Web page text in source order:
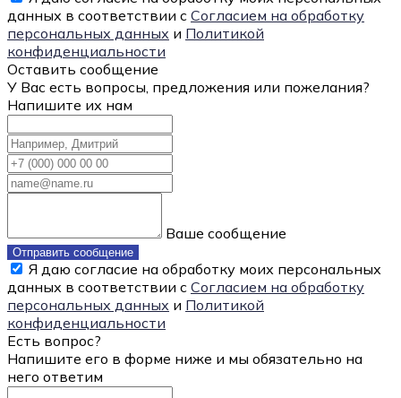
данных в соответствии с Согласием на обработку
персональных данных и Политикой
конфиденциальности
Оставить сообщение
У Вас есть вопросы, предложения или пожелания?
Напишите их нам
Ваше сообщение
Отправить сообщение
Я даю согласие на обработку моих персональных
данных в соответствии с Согласием на обработку
персональных данных и Политикой
конфиденциальности
Есть вопрос?
Напишите его в форме ниже и мы обязательно на
него ответим